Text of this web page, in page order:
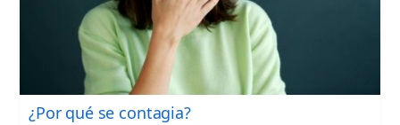
¿Por qué se contagia?